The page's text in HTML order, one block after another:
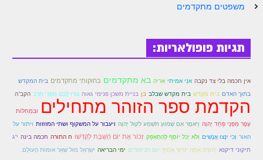
הזוהר הקדוש וארא מתקדמים
הזוהר הקדוש בא מתקדמים
הזוהר הקדוש בשלח מתקדמים
הזוהר הקדוש יתרו מתחילים
הזוהר הקדוש יתרו מתקדמים
משפטים מתקדמים
תגיות פופולאריות:
אין חכמה בלי צד נקבה אני אמיתי אריה בא מתקדמים בחוקותי מתקדמים בית המקדש
בתוך האדם בית מקדש בית מקדש שבלב בן בניית משכן פנימי גאוה גּוּרוּ לָכֶם מִפְּנֵי חֶרֶב הקב"ה
הקדמת ספר הזוהר מתחילים וּבִמְחִלּוֹת
עָפָר מִפְּנֵי פַּחַד יְהוָה וַיֹּאמֶר אִם שָׁמוֹעַ תִּשְׁמַע לְקוֹל יְהוָה ויעבור על המשקוף ושתי המזוזות ויתור על
האור וְכִי יִנָּצוּ אֲנָשִׁים וְלֹא יָכֹל יוֹסֵף לְהִתְאַפֵּק זָכוֹר אֶת יוֹם הַשַּׁבָּת לְקַדְּשׁו ח התורה חכמה בינה י"ג
תיקוני דיקנא יְהוּדָה אַתָּה יוֹדוּךָ אַחֶיךָ יום הכיפורים ימי הבריאה יִשְׂרָאֵל מוּל שְׁאָר אוּמּוֹת הָעוֹלָם.